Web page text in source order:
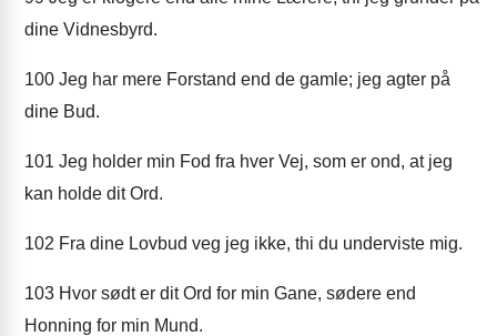
dine Vidnesbyrd.
100 Jeg har mere Forstand end de gamle; jeg agter på
dine Bud.
101 Jeg holder min Fod fra hver Vej, som er ond, at jeg
kan holde dit Ord.
102 Fra dine Lovbud veg jeg ikke, thi du underviste mig.
103 Hvor sødt er dit Ord for min Gane, sødere end
Honning for min Mund.